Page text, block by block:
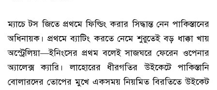
ম্যাচে টস জিতে প্রথমে ফিল্ডিং করার সিদ্ধান্ত নেন পাকিস্তানের
অধিনায়ক। প্রথমে ব্যাটিং করতে নেমে শুরুতেই বড় ধাক্কা খায়
অস্ট্রেলিয়া—ইনিংসের প্রথম বলেই সাজঘরে ফেরেন ওপেনার
অ্যালেক্স ক্যারি। লাহোরের ধীরগতির উইকেটে পাকিস্তানি
বোলারদের তোপের মুখে একসময় নিয়মিত বিরতিতে উইকেট